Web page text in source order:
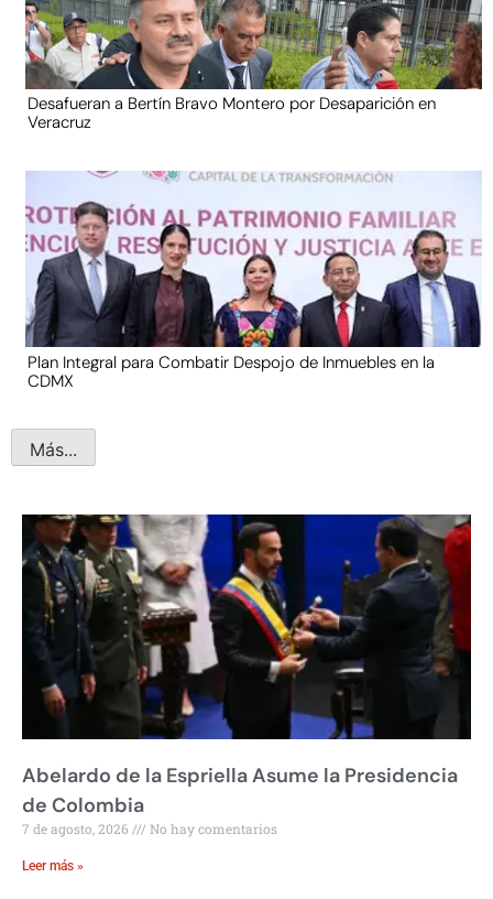
Desafueran a Bertín Bravo Montero por Desaparición en
Veracruz
Plan Integral para Combatir Despojo de Inmuebles en la
CDMX
Más...
Abelardo de la Espriella Asume la Presidencia
de Colombia
7 de agosto, 2026 No hay comentarios
Leer más »